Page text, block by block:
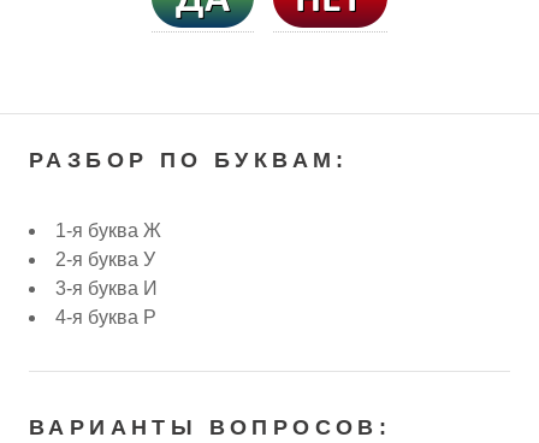
РАЗБОР ПО БУКВАМ:
1-я буква Ж
2-я буква У
3-я буква И
4-я буква Р
ВАРИАНТЫ ВОПРОСОВ: